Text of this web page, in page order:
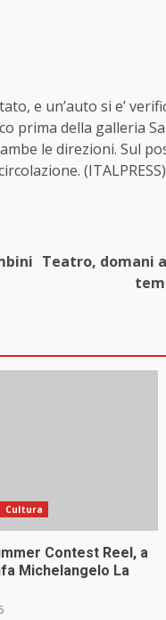
e un’auto si e’
prima della galleria
le direzioni. Sul
(ITALPRESS)
Teatro, domani
Cultura
Contest Reel, a
Michelangelo La